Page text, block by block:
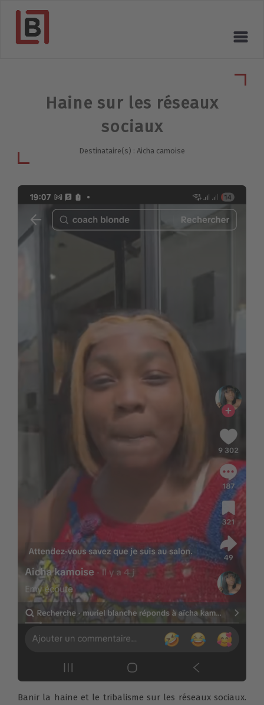
Haine sur les réseaux
sociaux
Destinataire(s) : Aicha camoise
Banir la haine et le tribalisme sur les réseaux sociaux.